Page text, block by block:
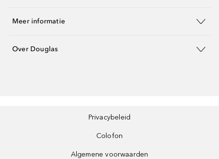
Meer informatie
Over Douglas
Privacybeleid
Colofon
Algemene voorwaarden